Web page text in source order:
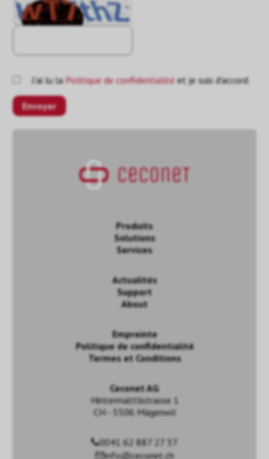
J'ai lu laPolitique de confidentialitéet je suis d'accord.
Produits
Solutions
Services
Actualités
Support
About
Empreinte
Politique de confidentialité
Termes et Conditions
Ceconet AG
Hintermättlistrasse 1
CH - 5506 Mägenwil
0041 62 887 27 37
info@ceconet.ch